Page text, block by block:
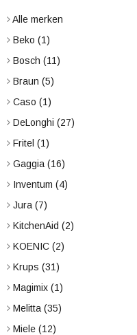
Alle merken
Beko (1)
Bosch (11)
Braun (5)
Caso (1)
DeLonghi (27)
Fritel (1)
Gaggia (16)
Inventum (4)
Jura (7)
KitchenAid (2)
KOENIC (2)
Krups (31)
Magimix (1)
Melitta (35)
Miele (12)